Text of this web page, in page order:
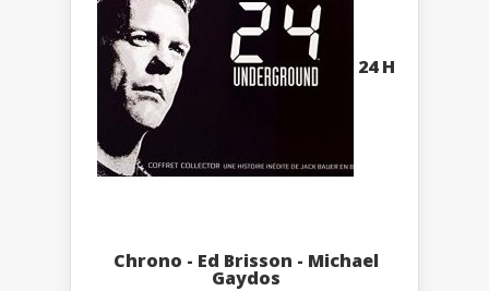
24 H
Chrono - Ed Brisson - Michael
Gaydos